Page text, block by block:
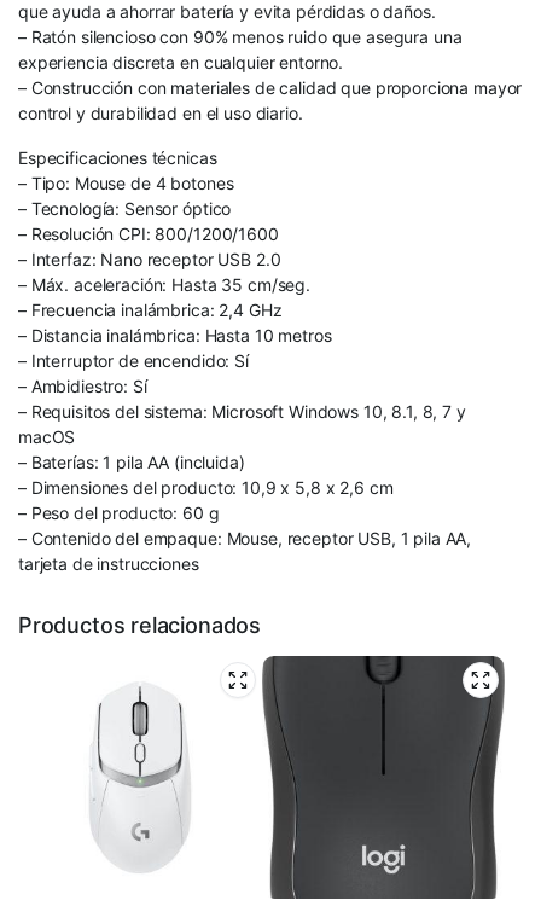
que ayuda a ahorrar batería y evita pérdidas o daños.
– Ratón silencioso con 90% menos ruido que asegura una
experiencia discreta en cualquier entorno.
– Construcción con materiales de calidad que proporciona mayor
control y durabilidad en el uso diario.
Especificaciones técnicas
– Tipo: Mouse de 4 botones
– Tecnología: Sensor óptico
– Resolución CPI: 800/1200/1600
– Interfaz: Nano receptor USB 2.0
– Máx. aceleración: Hasta 35 cm/seg.
– Frecuencia inalámbrica: 2,4 GHz
– Distancia inalámbrica: Hasta 10 metros
– Interruptor de encendido: Sí
– Ambidiestro: Sí
– Requisitos del sistema: Microsoft Windows 10, 8.1, 8, 7 y
macOS
– Baterías: 1 pila AA (incluida)
– Dimensiones del producto: 10,9 x 5,8 x 2,6 cm
– Peso del producto: 60 g
– Contenido del empaque: Mouse, receptor USB, 1 pila AA,
tarjeta de instrucciones
Productos relacionados